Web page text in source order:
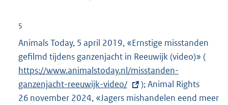
5
Animals Today, 5 april 2019, «Ernstige misstanden
gefilmd tijdens ganzenjacht in Reeuwijk (video)» (
e
https://www.animalstoday.nl/misstanden-
ganzenjacht-reeuwijk-video/
); Animal Rights
26 november 2024, «Jagers mishandelen eend meer